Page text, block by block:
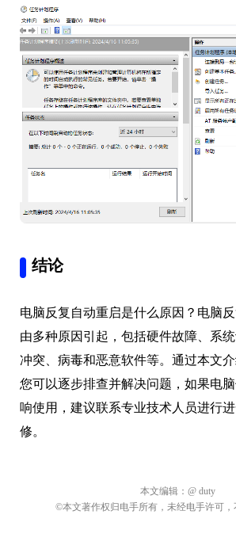
结论
电脑反复自动重启是什么原因？电脑
由多种原因引起，包括硬件故障、系
冲突、病毒和恶意软件等。通过本文介
您可以逐步排查并解决问题，如果电
响使用，建议联系专业技术人员进行
修。
本文编辑： @ duty
©本文著作权归电手所有，未经电手许可，